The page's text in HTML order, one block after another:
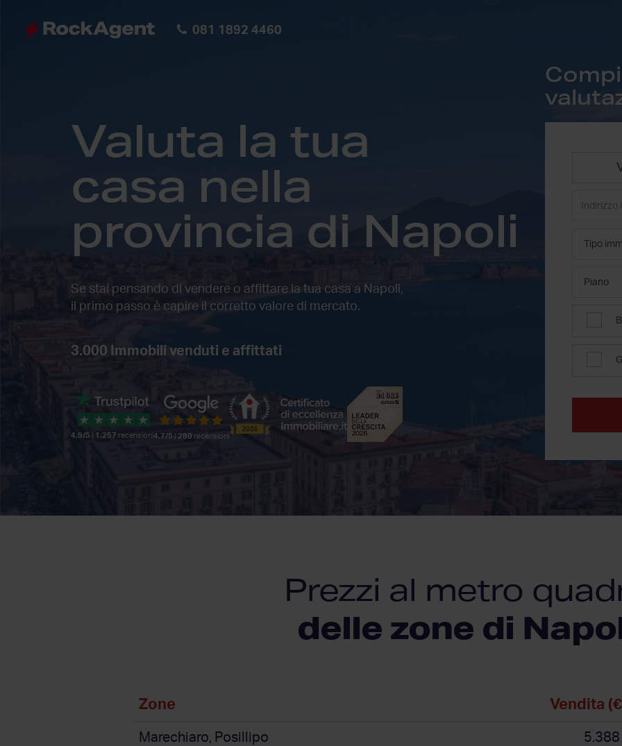
081 1892 4460
Valuta la tua
casa nella
provincia di Napoli
Se stai pensando di vendere o affittare la tua casa a Napoli,
il primo passo è capire il corretto valore di mercato.
3.000 Immobili venduti e affittati
4.9/5 1.257 recensioni4.7/5 280 recensioni
Prezzi al metro
delle zone di
Zone Vendita
Marechiaro, Posillipo 5.388